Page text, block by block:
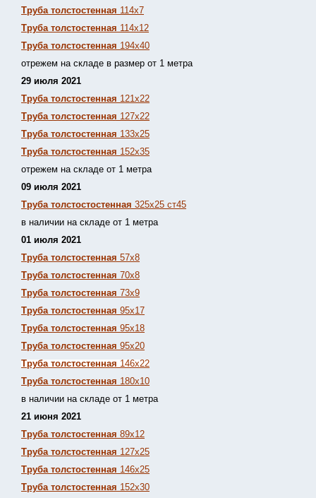
Труба толстостенная 114х7
Труба толстостенная 114х12
Труба толстостенная 194х40
отрежем на складе в размер от 1 метра
29 июля 2021
Труба толстостенная 121х22
Труба толстостенная 127х22
Труба толстостенная 133х25
Труба толстостенная 152х35
отрежем на складе от 1 метра
09 июля 2021
Труба толстостостенная 325х25 ст45
в наличии на складе от 1 метра
01 июля 2021
Труба толстостенная 57х8
Труба толстостенная 70х8
Труба толстостенная 73х9
Труба толстостенная 95х17
Труба толстостенная 95х18
Труба толстостенная 95х20
Труба толстостенная 146х22
Труба толстостенная 180х10
в наличии на складе от 1 метра
21 июня 2021
Труба толстостенная 89х12
Труба толстостенная 127х25
Труба толстостенная 146х25
Труба толстостенная 152х30